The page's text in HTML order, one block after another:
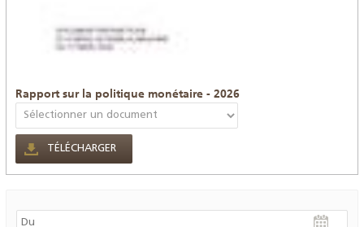
Rapport sur la politique monétaire - 2026
TÉLÉCHARGER